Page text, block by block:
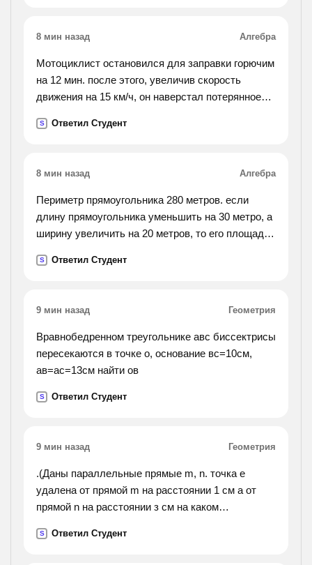
8 мин назад Алгебра
Мотоциклист остановился для заправки горючим
на 12 мин. после этого, увеличив скорость
движения на 15 км/ч, он наверстал потерянное
двигался после остановки?
S Ответил Студент
8 мин назад Алгебра
Периметр прямоугольника 280 метров. если
длину прямоугольника уменьшить на 30 метро, а
ширину увеличить на 20 метров, то его площадь
длину и ширину данного прямоугольника.
S Ответил Студент
9 мин назад Геометрия
Вравнобедренном треугольнике авс биссектрисы
пересекаются в точке о, основание вс=10см,
ав=ас=13см найти ов
S Ответил Студент
9 мин назад Геометрия
.(Даны параллельные прямые m, n. точка е
удалена от прямой m на расстоянии 1 см а от
прямой n на расстоянии з см на каком
параллельные прямые m, n? сколько решений
S Ответил Студент